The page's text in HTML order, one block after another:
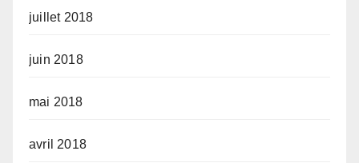
juillet 2018
juin 2018
mai 2018
avril 2018